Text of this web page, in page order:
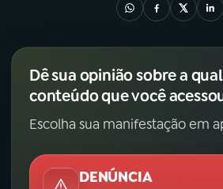
Dê sua opinião sobre a
conteúdo que você
Escolha sua manifestação em
DENÚNCIA